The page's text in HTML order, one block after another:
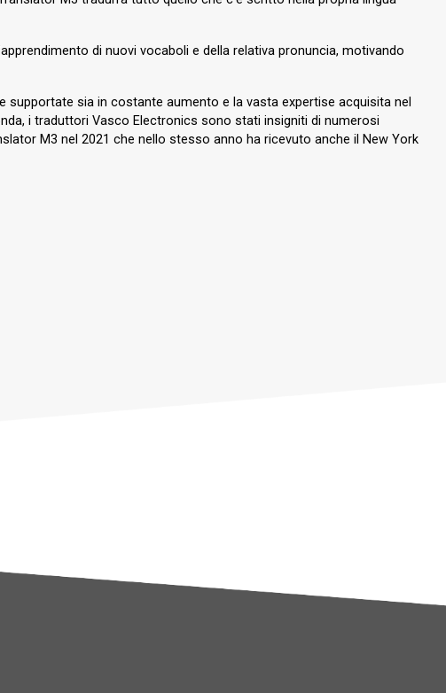
di nuovi vocaboli e della relativa pronuncia, motivando
sia in costante aumento e la vasta expertise acquisita nel
i traduttori Vasco Electronics sono stati insigniti di numerosi
M3 nel 2021 che nello stesso anno ha ricevuto anche il New York